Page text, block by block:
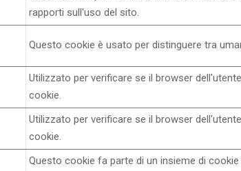
rapporti sull'uso del sito.
Questo cookie è usato per distinguere tra
Utilizzato per verificare se il browser
cookie.
Utilizzato per verificare se il browser
cookie.
Questo cookie fa parte di un insieme di